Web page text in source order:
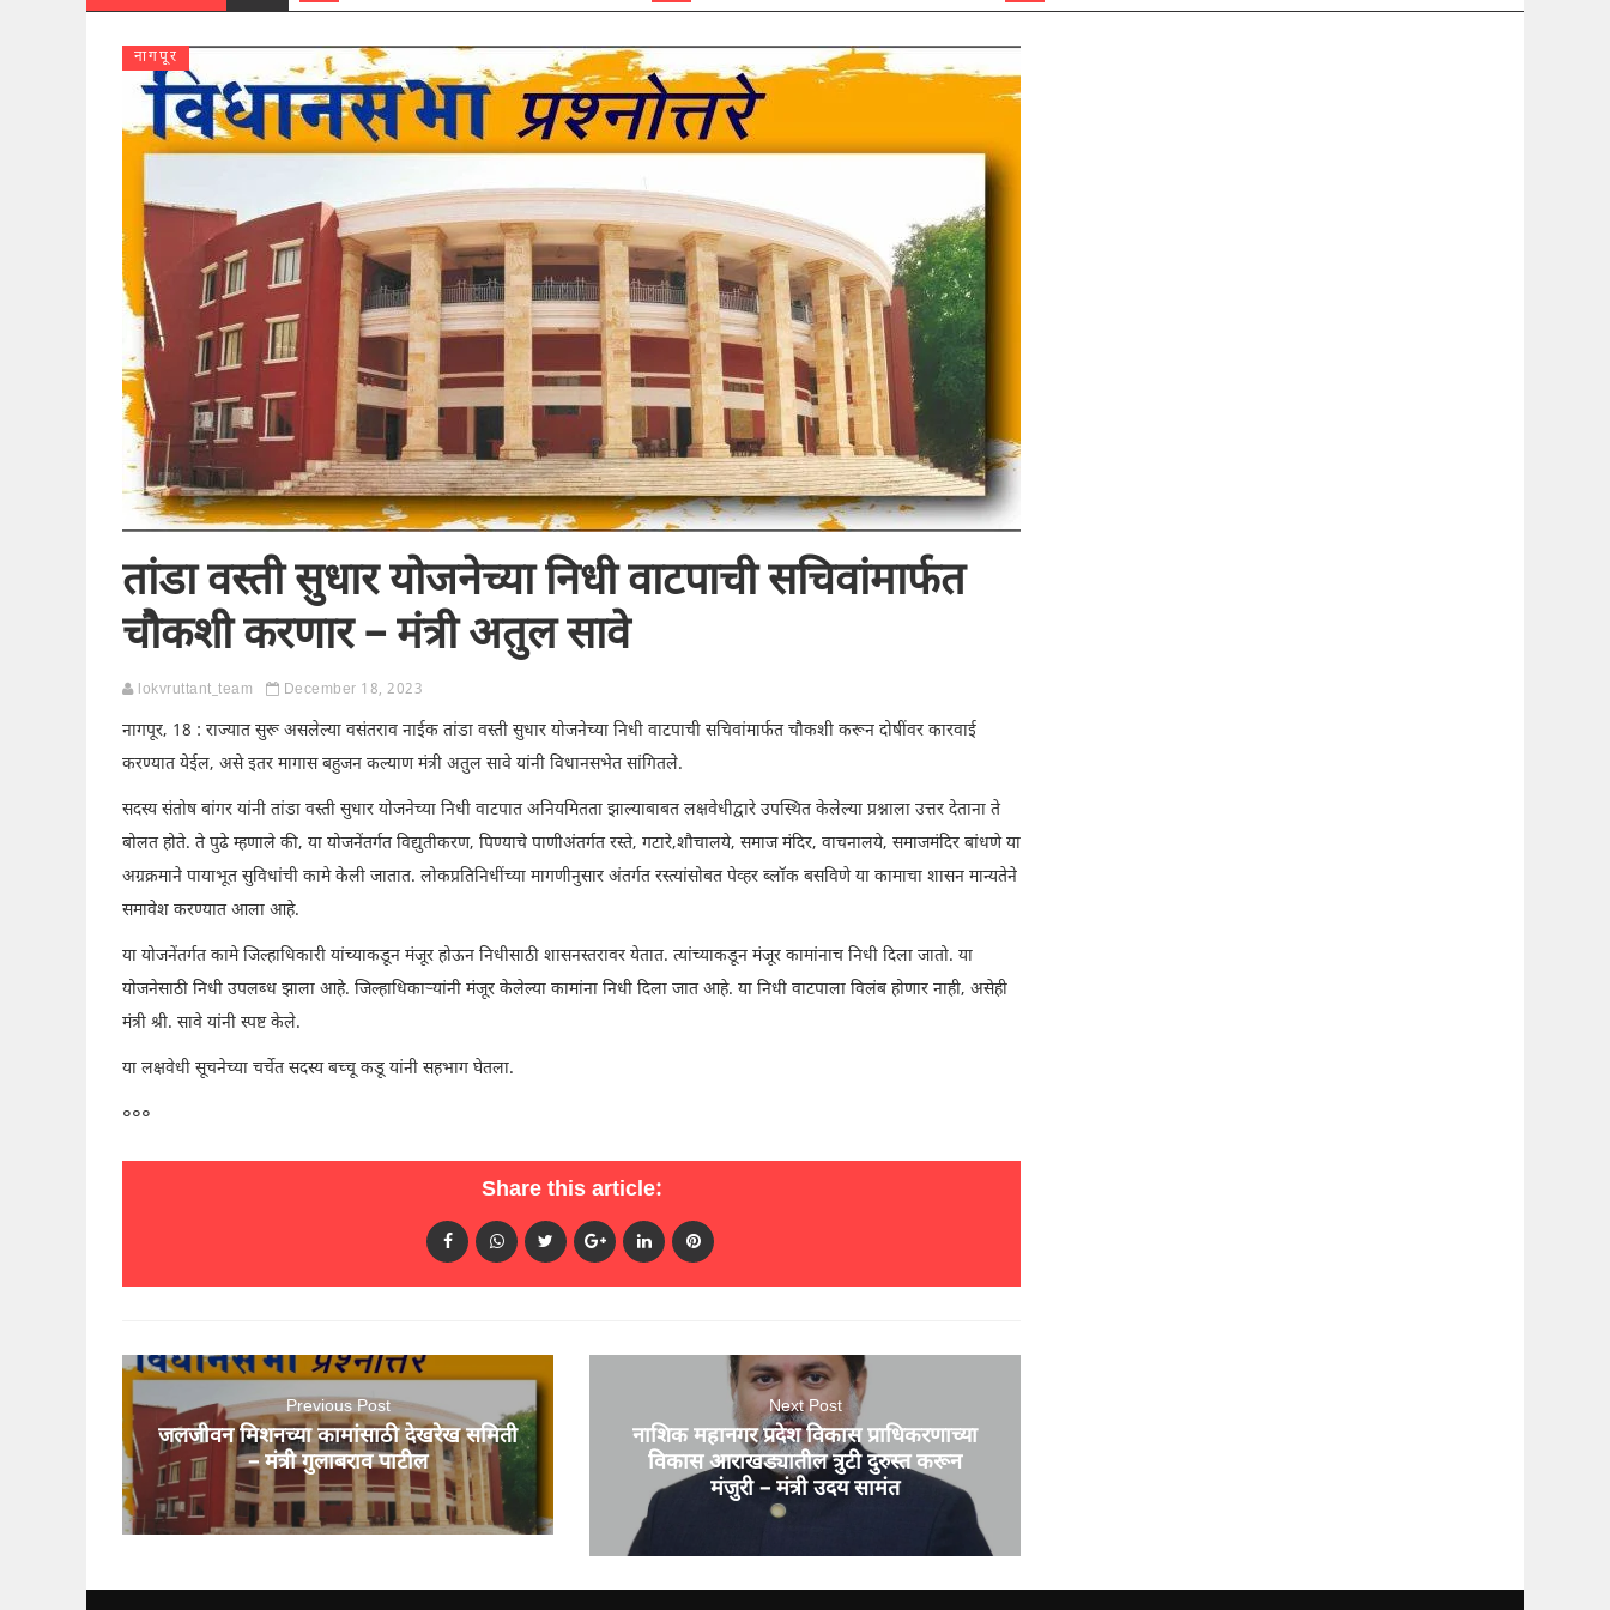
नागपूर
तांडा वस्ती सुधार योजनेच्या निधी वाटपाची सचिवांमार्फत
चौकशी करणार – मंत्री अतुल सावे
lokvruttant_team December 18, 2023
नागपूर, 18 : राज्यात सुरू असलेल्या वसंतराव नाईक तांडा वस्ती सुधार योजनेच्या निधी वाटपाची सचिवांमार्फत चौकशी करून दोषींवर कारवाई
करण्यात येईल, असे इतर मागास बहुजन कल्याण मंत्री अतुल सावे यांनी विधानसभेत सांगितले.
सदस्य संतोष बांगर यांनी तांडा वस्ती सुधार योजनेच्या निधी वाटपात अनियमितता झाल्याबाबत लक्षवेधीद्वारे उपस्थित केलेल्या प्रश्नाला उत्तर देताना ते
बोलत होते. ते पुढे म्हणाले की, या योजनेंतर्गत विद्युतीकरण, पिण्याचे पाणीअंतर्गत रस्ते, गटारे,शौचालये, समाज मंदिर, वाचनालये, समाजमंदिर बांधणे या
अग्रक्रमाने पायाभूत सुविधांची कामे केली जातात. लोकप्रतिनिधींच्या मागणीनुसार अंतर्गत रस्त्यांसोबत पेव्हर ब्लॉक बसविणे या कामाचा शासन मान्यतेने
समावेश करण्यात आला आहे.
या योजनेंतर्गत कामे जिल्हाधिकारी यांच्याकडून मंजूर होऊन निधीसाठी शासनस्तरावर येतात. त्यांच्याकडून मंजूर कामांनाच निधी दिला जातो. या
योजनेसाठी निधी उपलब्ध झाला आहे. जिल्हाधिकाऱ्यांनी मंजूर केलेल्या कामांना निधी दिला जात आहे. या निधी वाटपाला विलंब होणार नाही, असेही
मंत्री श्री. सावे यांनी स्पष्ट केले.
या लक्षवेधी सूचनेच्या चर्चेत सदस्य बच्चू कडू यांनी सहभाग घेतला.
०००
Share this article:
Previous Post
जलजीवन मिशनच्या कामांसाठी देखरेख समिती
– मंत्री गुलाबराव पाटील
Next Post
नाशिक महानगर प्रदेश विकास प्राधिकरणाच्या
विकास आराखड्यातील त्रुटी दुरुस्त करून
मंजुरी – मंत्री उदय सामंत